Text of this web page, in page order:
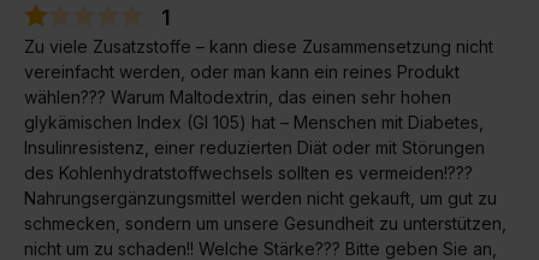
1
Zu viele Zusatzstoffe – kann diese Zusammensetzung nicht
vereinfacht werden, oder man kann ein reines Produkt
wählen??? Warum Maltodextrin, das einen sehr hohen
glykämischen Index (GI 105) hat – Menschen mit Diabetes,
Insulinresistenz, einer reduzierten Diät oder mit Störungen
des Kohlenhydratstoffwechsels sollten es vermeiden!???
Nahrungsergänzungsmittel werden nicht gekauft, um gut zu
schmecken, sondern um unsere Gesundheit zu unterstützen,
nicht um zu schaden!! Welche Stärke??? Bitte geben Sie an,